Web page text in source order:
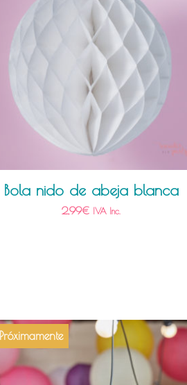
Bola nido de abeja blanca
2,99€ IVA Inc.
Próximamente